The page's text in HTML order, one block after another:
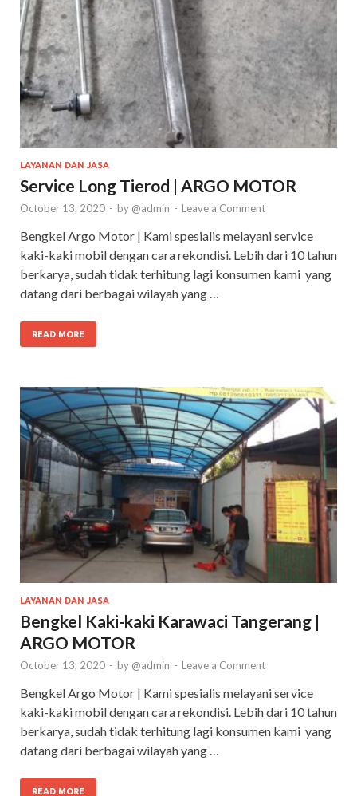
LAYANAN DAN JASA
Service Long Tierod | ARGO MOTOR
October 13, 2020 - by @admin - Leave a Comment
Bengkel Argo Motor | Kami spesialis melayani service
kaki-kaki mobil dengan cara rekondisi. Lebih dari 10 tahun
berkarya, sudah tidak terhitung lagi konsumen kami yang
datang dari berbagai wilayah yang …
READ MORE
LAYANAN DAN JASA
Bengkel Kaki-kaki Karawaci Tangerang |
ARGO MOTOR
October 13, 2020 - by @admin - Leave a Comment
Bengkel Argo Motor | Kami spesialis melayani service
kaki-kaki mobil dengan cara rekondisi. Lebih dari 10 tahun
berkarya, sudah tidak terhitung lagi konsumen kami yang
datang dari berbagai wilayah yang …
READ MORE